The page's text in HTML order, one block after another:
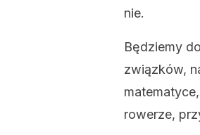
nie.
Będziemy
związków,
rowerze,